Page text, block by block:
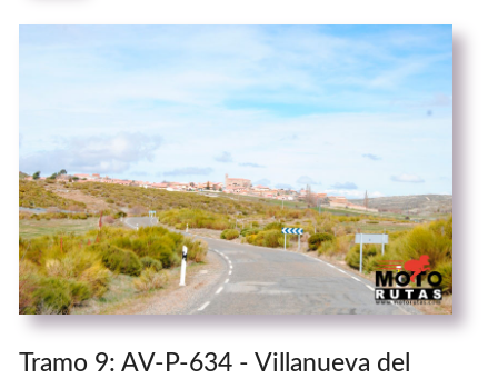
Tramo 9: AV-P-634 - Villanueva del